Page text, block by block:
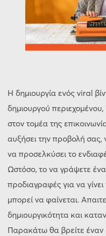
Η δημιουργία ενός viral
δημιουργού
στον τομέα της
αυξήσει την προβολή σας,
να προσελκύσει το
Ωστόσο, το να γράψετε ένα
προδιαγραφές για να
μπορεί να φαίνεται.
δημιουργικότητα και
Παρακάτω θα βρείτε